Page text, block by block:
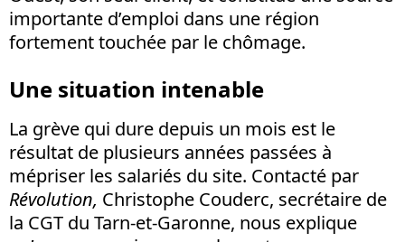
importante d’emploi dans une région
fortement touchée par le chômage.
Une situation intenable
La grève qui dure depuis un mois est le
résultat de plusieurs années passées à
mépriser les salariés du site. Contacté par
Révolution, Christophe Couderc, secrétaire de
la CGT du Tarn-et-Garonne, nous explique